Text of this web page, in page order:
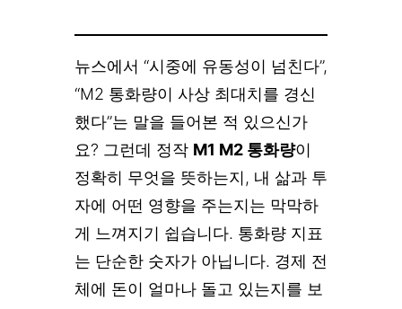
뉴스에서 “시중에 유동성이 넘친다”,
“M2 통화량이 사상 최대치를 경신
했다”는 말을 들어본 적 있으신가
요? 그런데 정작 M1 M2 통화량이
정확히 무엇을 뜻하는지, 내 삶과 투
자에 어떤 영향을 주는지는 막막하
게 느껴지기 쉽습니다. 통화량 지표
는 단순한 숫자가 아닙니다. 경제 전
체에 돈이 얼마나 돌고 있는지를 보